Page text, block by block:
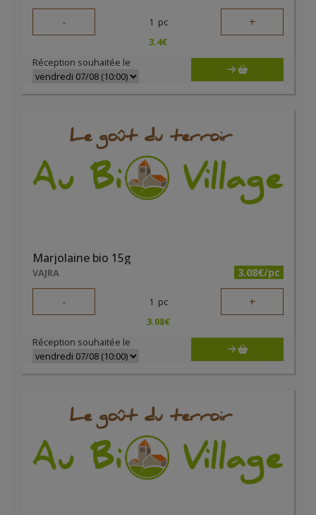
- 1 pc +
3.4€
Réception souhaitée le
Marjolaine bio 15g
VAJRA 3.08€/pc
- 1 pc +
3.08€
Réception souhaitée le